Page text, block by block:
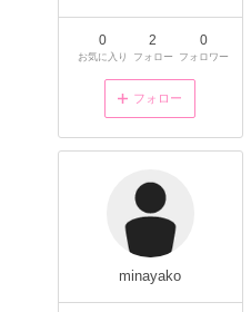
0
お気に入り
2
フォロー
0
フォロワー
フォロー
minayako